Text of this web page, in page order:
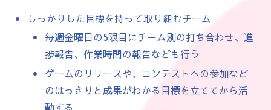
しっかりした目標を持って取り組むチーム
毎週金曜日の5限目にチーム別の打ち合わせ、進
捗報告、作業時間の報告なども行う
ゲームのリリースや、コンテストへの参加など
のはっきりと成果がわかる目標を立ててから活
動する